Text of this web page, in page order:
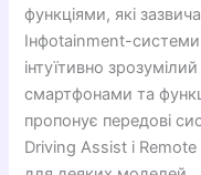
функціями, які
Інфоtainment-
інтуїтивно
смартфонами та
пропонує передові
Driving Assist і